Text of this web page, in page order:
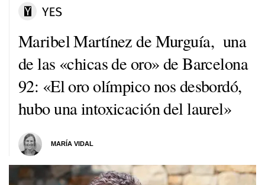
Maribel Martínez de Murguía, una
de las «chicas de oro» de Barcelona
92: «El oro olímpico nos desbordó,
hubo una intoxicación del laurel»
MARÍA VIDAL